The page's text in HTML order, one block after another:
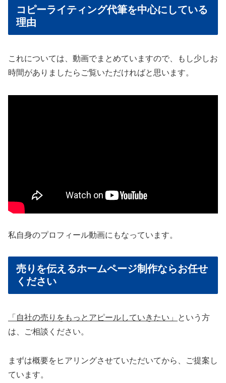
コピーライティング代筆を中心にしている
理由
これについては、動画でまとめていますので、もし少しお
時間がありましたらご覧いただければと思います。
私自身のプロフィール動画にもなっています。
売りを伝えるホームページ制作ならお任せ
ください
「自社の売りをもっとアピールしていきたい」
という方
は、ご相談ください。
まずは概要をヒアリングさせていただいてから、ご提案し
ています。